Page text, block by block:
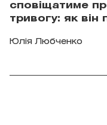
сповіщатиме
тривогу: як він
Юлія Любченко